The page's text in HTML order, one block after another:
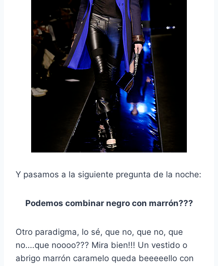
Y pasamos a la siguiente pregunta de la noche:
Podemos combinar negro con marrón???
Otro paradigma, lo sé, que no, que no, que
no….que noooo??? Mira bien!!! Un vestido o
abrigo marrón caramelo queda beeeeello con